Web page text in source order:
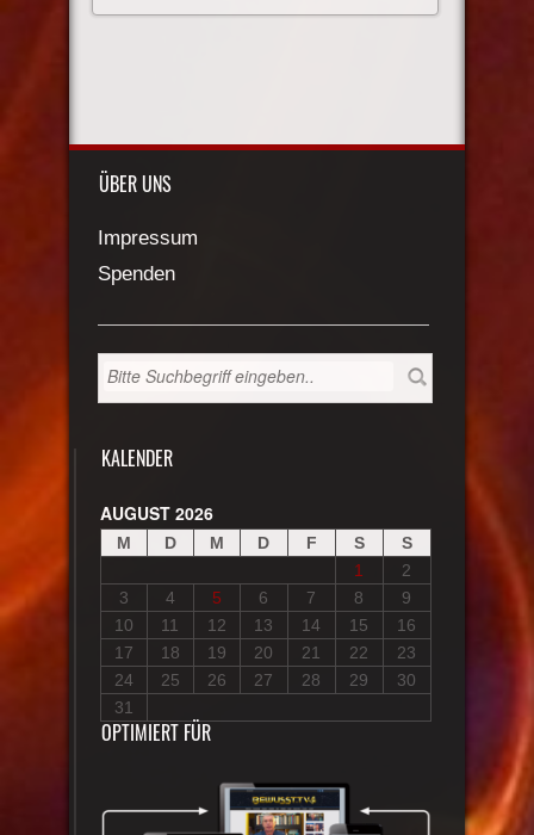
ÜBER UNS
Impressum
Spenden
KALENDER
AUGUST 2026
M D M D F S
S
1
2
3
4 5 6 7 8
9
10
11 12 13 14 15
16
17
18 19 20 21 22
23
24
25 26 27 28 29
30
31
OPTIMIERT FÜR